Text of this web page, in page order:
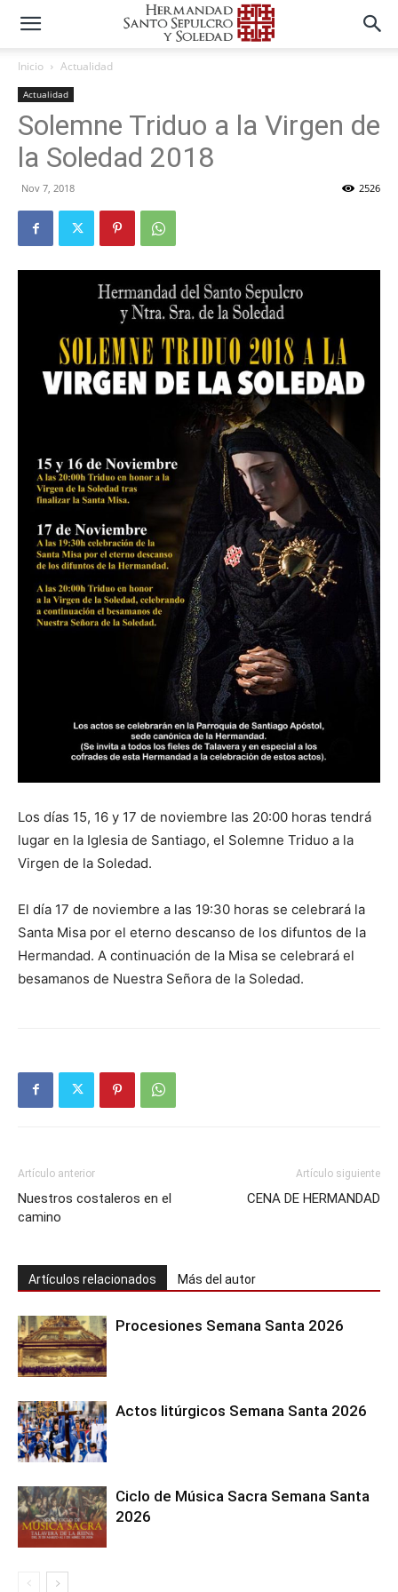
Inicio Actualidad
Actualidad
Solemne Triduo a la Virgen de
la Soledad 2018
Nov 7, 2018 2526
Los días 15, 16 y 17 de noviembre las 20:00 horas tendrá
lugar en la Iglesia de Santiago, el Solemne Triduo a la
Virgen de la Soledad.
El día 17 de noviembre a las 19:30 horas se celebrará la
Santa Misa por el eterno descanso de los difuntos de la
Hermandad. A continuación de la Misa se celebrará el
besamanos de Nuestra Señora de la Soledad.
Artículo anterior
Nuestros costaleros en el
camino
Artículo siguiente
CENA DE HERMANDAD
Artículos relacionados Más del autor
Procesiones Semana Santa 2026
Actos litúrgicos Semana Santa 2026
Ciclo de Música Sacra Semana Santa
2026